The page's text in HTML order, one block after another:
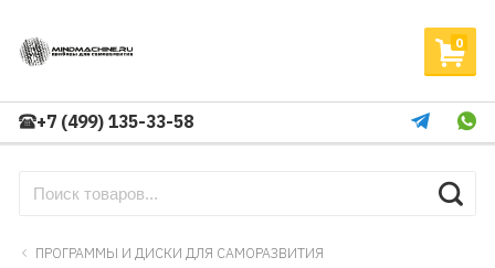
0
+7 (499) 135-33-58
ПРОГРАММЫ И ДИСКИ ДЛЯ САМОРАЗВИТИЯ